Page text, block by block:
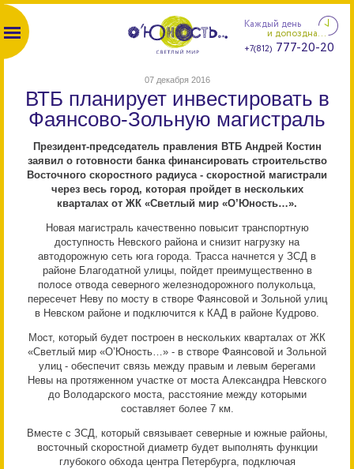
Каждый день
и допоздна...
+7(812) 777-20-20
07 декабря 2016
ВТБ планирует инвестировать в
Фаянсово-Зольную магистраль
Президент-председатель правления ВТБ Андрей Костин
заявил о готовности банка финансировать строительство
Восточного скоростного радиуса - скоростной магистрали
через весь город, которая пройдет в нескольких
кварталах от ЖК «Светлый мир «О’Юность…».
Новая магистраль качественно повысит транспортную
доступность Невского района и снизит нагрузку на
автодорожную сеть юга города. Трасса начнется у ЗСД в
районе Благодатной улицы, пойдет преимущественно в
полосе отвода северного железнодорожного полукольца,
пересечет Неву по мосту в створе Фаянсовой и Зольной улиц
в Невском районе и подключится к КАД в районе Кудрово.
Мост, который будет построен в нескольких кварталах от ЖК
«Светлый мир «О’Юность…» - в створе Фаянсовой и Зольной
улиц - обеспечит связь между правым и левым берегами
Невы на протяженном участке от моста Александра Невского
до Володарского моста, расстояние между которыми
составляет более 7 км.
Вместе с ЗСД, который связывает северные и южные районы,
восточный скоростной диаметр будет выполнять функции
глубокого обхода центра Петербурга, подключая